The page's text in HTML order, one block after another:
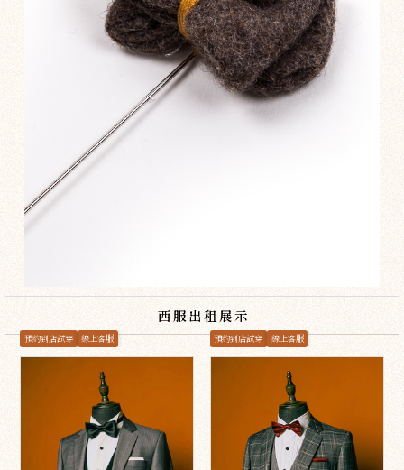
西服出租展示
預約到店試穿 線上客服 預約到店試穿 線上客服